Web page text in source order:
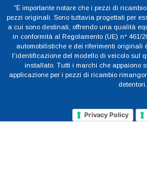
"È importante notare che i pezzi di
pezzi originali. Sono tuttavia progettati per
a cui sono destinati, offrendo una qualità
in conformità al Regolamento (UE) n°
automobilistiche e dei riferimenti originali
l'identificazione del modello di veicolo sul
installato. Tutti i marchi che appaiono
applicazione per i pezzi di ricambio
Privacy Policy